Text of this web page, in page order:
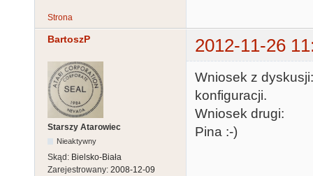
Strona
BartoszP 2012-11-26
Starszy Atarowiec
Nieaktywny
Skąd: Bielsko-Biała
Zarejestrowany: 2008-12-09
Wniosek z
konfiguracji.
Wniosek drugi:
Pina :-)